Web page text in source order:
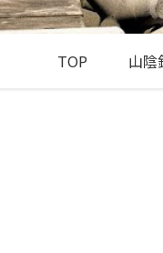
TOP 山陰